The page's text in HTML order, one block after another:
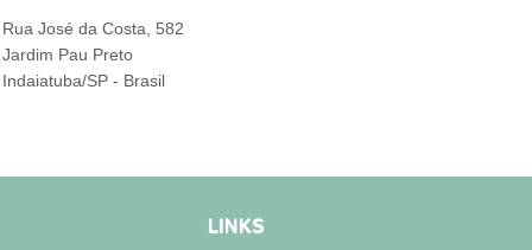
Rua José da Costa, 582
Jardim Pau Preto
Indaiatuba/SP - Brasil
LINKS